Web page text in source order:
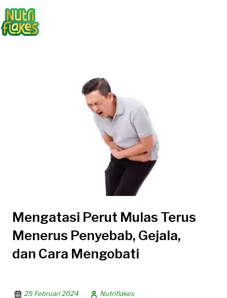
Mengatasi Perut Mulas Terus
Menerus Penyebab, Gejala,
dan Cara Mengobati
25 Februari 2024 Nutriflakes